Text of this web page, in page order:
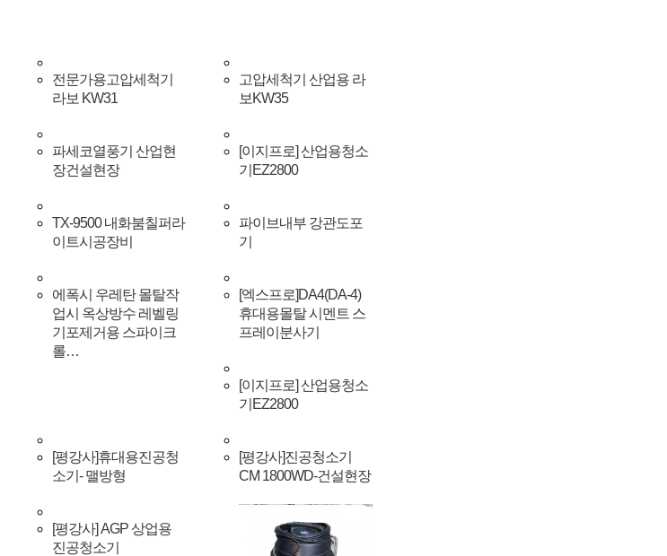
전문가용고압세척기
라보 KW31
고압세척기 산업용 라
보KW35
파세코열풍기 산업현
장건설현장
[이지프로] 산업용청소
기EZ2800
TX-9500 내화붐칠퍼라
이트시공장비
파이브내부 강관도포
기
에폭시 우레탄 몰탈작
업시 옥상방수 레벨링
기포제거용 스파이크
롤…
[엑스프로]DA4(DA-4)
휴대용몰탈 시멘트 스
프레이분사기
[이지프로] 산업용청소
기EZ2800
[평강사]휴대용진공청
소기- 맬방형
[평강사]진공청소기
CM 1800WD-건설현장
[평강사] AGP 상업용
진공청소기